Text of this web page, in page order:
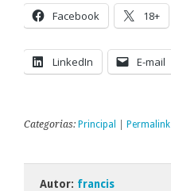
Facebook 18+
LinkedIn E-mail
Categorias: Principal Permalink
Autor: francis